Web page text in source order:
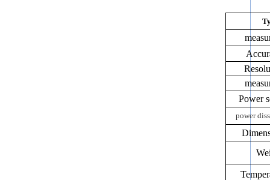
Power
power